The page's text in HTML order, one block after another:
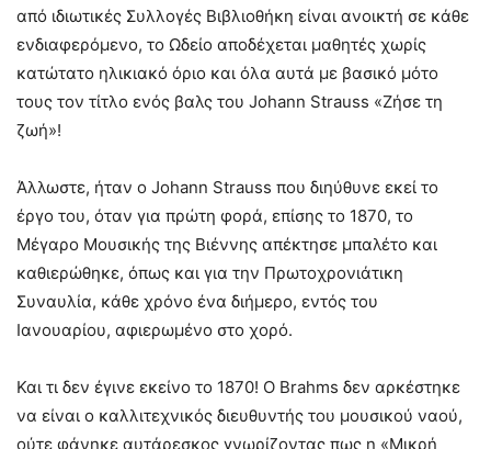
από ιδιωτικές Συλλογές Βιβλιοθήκη είναι ανοικτή σε κάθε
ενδιαφερόμενο, το Ωδείο αποδέχεται μαθητές χωρίς
κατώτατο ηλικιακό όριο και όλα αυτά με βασικό μότο
τους τον τίτλο ενός βαλς του Johann Strauss «Ζήσε τη
ζωή»!
Άλλωστε, ήταν ο Johann Strauss που διηύθυνε εκεί το
έργο του, όταν για πρώτη φορά, επίσης το 1870, το
Μέγαρο Μουσικής της Βιέννης απέκτησε μπαλέτο και
καθιερώθηκε, όπως και για την Πρωτοχρονιάτικη
Συναυλία, κάθε χρόνο ένα διήμερο, εντός του
Ιανουαρίου, αφιερωμένο στο χορό.
Και τι δεν έγινε εκείνο το 1870! Ο Brahms δεν αρκέστηκε
να είναι ο καλλιτεχνικός διευθυντής του μουσικού ναού,
ούτε φάνηκε αυτάρεσκος γνωρίζοντας πως η «Μικρή